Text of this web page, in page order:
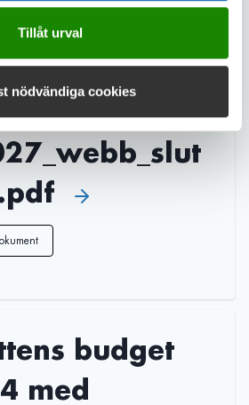
Tillåt urval
nödvändiga cookies
med VP
budget
med